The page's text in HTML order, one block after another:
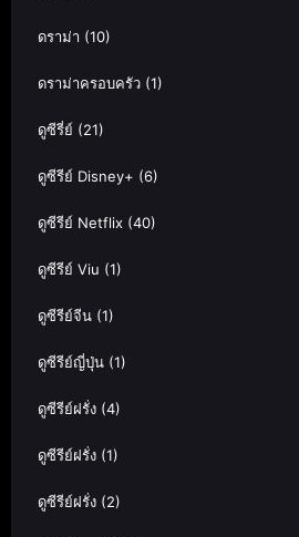
ดราม่า (10)
ดราม่าครอบครัว (1)
ดูซีรี่ย์ (21)
ดูซีรีย์ Disney+ (6)
ดูซีรีย์ Netflix (40)
ดูซีรีย์ Viu (1)
ดูซีรีย์จีน (1)
ดูซีรีย์ญี่ปุ่น (1)
ดูซีรีย์ฝรั่ง (4)
ดูซีรีย์ฝรั่ง (1)
ดูซีรีย์ฝรั่ง (2)